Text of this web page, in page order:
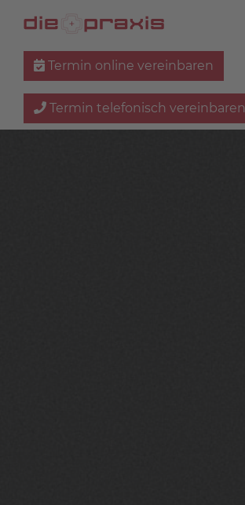
Termin online vereinbaren
Termin telefonisch vereinbaren